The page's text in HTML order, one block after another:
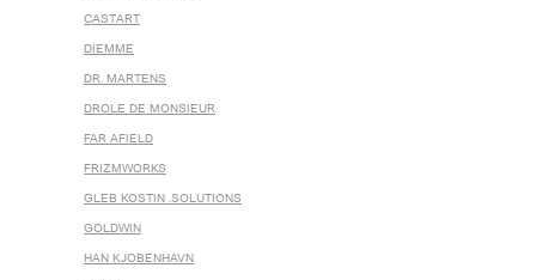
CASTART
DIEMME
DR. MARTENS
DROLE DE MONSIEUR
FAR AFIELD
FRIZMWORKS
GLEB KOSTIN .SOLUTIONS
GOLDWIN
HAN KJOBENHAVN